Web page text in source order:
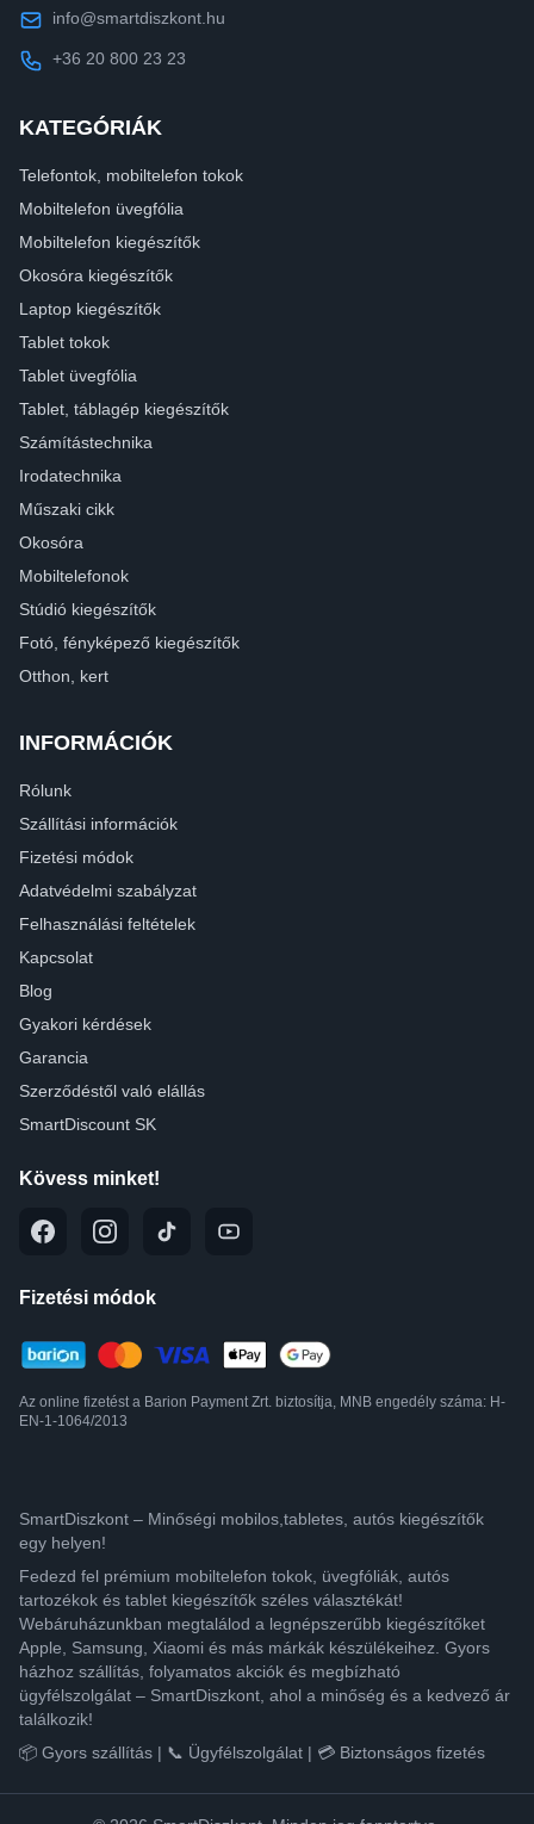
info@smartdiszkont.hu
+36 20 800 23 23
KATEGÓRIÁK
Telefontok, mobiltelefon tokok
Mobiltelefon üvegfólia
Mobiltelefon kiegészítők
Okosóra kiegészítők
Laptop kiegészítők
Tablet tokok
Tablet üvegfólia
Tablet, táblagép kiegészítők
Számítástechnika
Irodatechnika
Műszaki cikk
Okosóra
Mobiltelefonok
Stúdió kiegészítők
Fotó, fényképező kiegészítők
Otthon, kert
INFORMÁCIÓK
Rólunk
Szállítási információk
Fizetési módok
Adatvédelmi szabályzat
Felhasználási feltételek
Kapcsolat
Blog
Gyakori kérdések
Garancia
Szerződéstől való elállás
SmartDiscount SK
Kövess minket!
Fizetési módok
Az online fizetést a Barion Payment Zrt. biztosítja, MNB engedély száma: H-
EN-1-1064/2013
SmartDiszkont – Minőségi mobilos,tabletes, autós kiegészítők
egy helyen!
Fedezd fel prémium mobiltelefon tokok, üvegfóliák, autós
tartozékok és tablet kiegészítők széles választékát!
Webáruházunkban megtalálod a legnépszerűbb kiegészítőket
Apple, Samsung, Xiaomi és más márkák készülékeihez. Gyors
házhoz szállítás, folyamatos akciók és megbízható
ügyfélszolgálat – SmartDiszkont, ahol a minőség és a kedvező ár
találkozik!
📦 Gyors szállítás | 📞 Ügyfélszolgálat | 💳 Biztonságos fizetés